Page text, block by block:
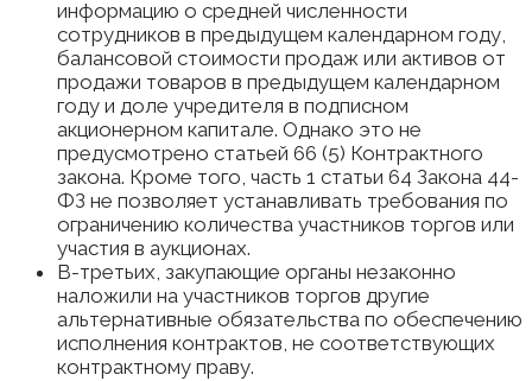
информацию о средней численности
сотрудников в предыдущем календарном году,
балансовой стоимости продаж или активов от
продажи товаров в предыдущем календарном
году и доле учредителя в подписном
акционерном капитале. Однако это не
предусмотрено статьей 66 (5) Контрактного
закона. Кроме того, часть 1 статьи 64 Закона 44-
ФЗ не позволяет устанавливать требования по
ограничению количества участников торгов или
участия в аукционах.
В-третьих, закупающие органы незаконно
наложили на участников торгов другие
альтернативные обязательства по обеспечению
исполнения контрактов, не соответствующих
контрактному праву.